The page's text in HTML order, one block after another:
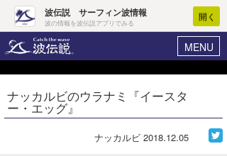
波伝説 サーフィン波情報
波の情報を波伝説アプリでみる
開く
MENU
ヘルプ マイホーム
ログイン
ナッカルビのウラナミ『イースタ
ー・エッグ』
ナッカルビ 2018.12.05
Core Surf Japan